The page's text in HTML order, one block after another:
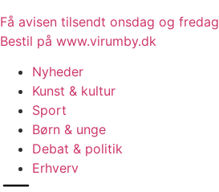
Få avisen tilsendt onsdag og fredag
Bestil på www.virumby.dk
Nyheder
Kunst & kultur
Sport
Børn & unge
Debat & politik
Erhverv